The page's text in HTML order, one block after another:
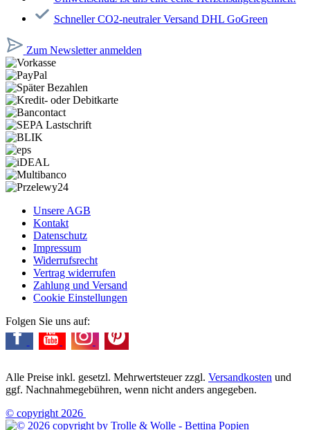
Schneller CO2-neutraler Versand DHL GoGreen
Zum Newsletter anmelden
Unsere AGB
Kontakt
Datenschutz
Impressum
Widerrufsrecht
Vertrag widerrufen
Zahlung und Versand
Cookie Einstellungen
Folgen Sie uns auf:
Alle Preise inkl. gesetzl. Mehrwertsteuer zzgl. Versandkosten und
ggf. Nachnahmegebühren, wenn nicht anders angegeben.
© copyright 2026